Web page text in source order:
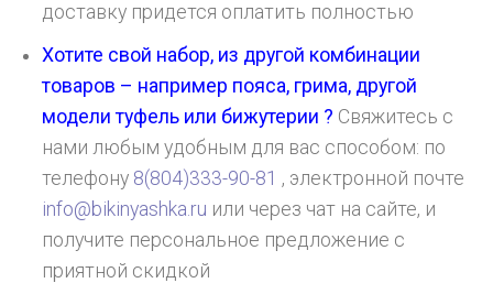
доставку придется оплатить полностью
Хотите свой набор, из другой комбинации
товаров – например пояса, грима, другой
модели туфель или бижутерии ? Свяжитесь с
нами любым удобным для вас способом: по
телефону 8(804)333-90-81 , электронной почте
info@bikinyashka.ru или через чат на сайте, и
получите персональное предложение с
приятной скидкой